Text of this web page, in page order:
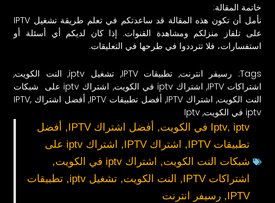
خاتمة المقالة:
نأمل أن تكون هذه المقالة قد ساعدتكم في تعلم طريقة تشغيل IPTV
على تلفاز منزلكم ومشاهدة القنوات. إذا كان لديكم أي أسئلة أو
استفسارات، فلا تترددوا في طرحها في التعليقات.
Tags: رسيفر انترنت, تطبيقات IPTV ,تشغيل iptv , النت الكويت,
اشتراكات IPTV
, اشتراك iptv في الكويت ,
اشتراك iptv على شبكات
النت الكويت, اشتراك IPTV , أفضل تطبيقات IPTV , أفضل اشتراك IPTV ,
iptv في الكويت
,
Iptv
Iptv, iptv في الكويت , أفضل اشتراك IPTV ,
أفضل
تطبيقات IPTV
, اشتراك IPTV ,
اشتراك iptv على
شبكات النت الكويت, اشتراك iptv في الكويت
,
اشتراكات IPTV
, النت الكويت,تشغيل iptv ,تطبيقات
IPTV
,رسيفر انترنت